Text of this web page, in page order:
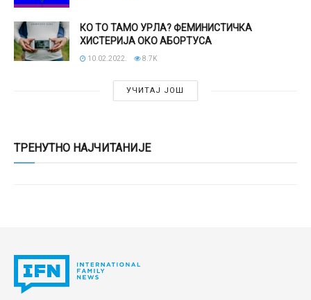
КО ТО ТАМО УРЛА? ФЕМИНИСТИЧКА
ХИСТЕРИЈА ОКО АБОРТУСА
10.02.2022. 8.7K
УЧИТАЈ ЈОШ
ТРЕНУТНО НАЈЧИТАНИЈЕ